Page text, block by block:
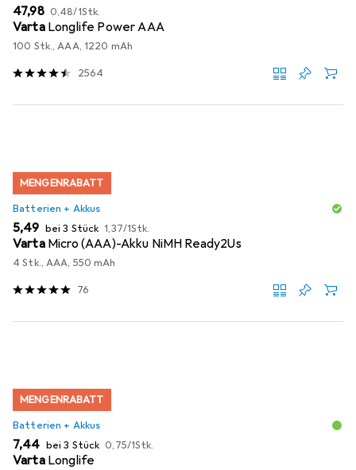
EUR
47,98 EUR
0,48/1Stk.
Varta Longlife Power AAA
100 Stk., AAA, 1220 mAh
2564
MENGENRABATT
Batterien + Akkus
EUR
5,49 bei 3 Stück EUR
1,37/1Stk.
Varta Micro (AAA)-Akku NiMH Ready2Us
4 Stk., AAA, 550 mAh
76
MENGENRABATT
Batterien + Akkus
EUR
7,44 bei 3 Stück EUR
0,75/1Stk.
Varta Longlife